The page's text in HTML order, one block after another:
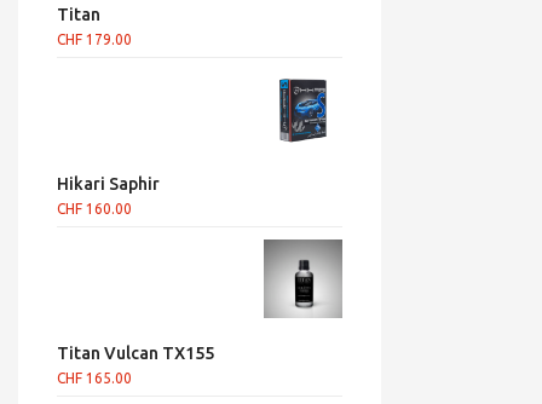
Titan
CHF 179.00
Hikari Saphir
CHF 160.00
Titan Vulcan TX155
CHF 165.00